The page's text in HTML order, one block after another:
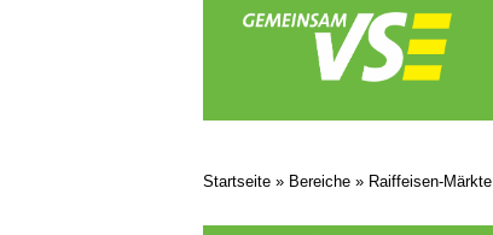
Startseite » Bereiche » Raiffeisen-Märkte